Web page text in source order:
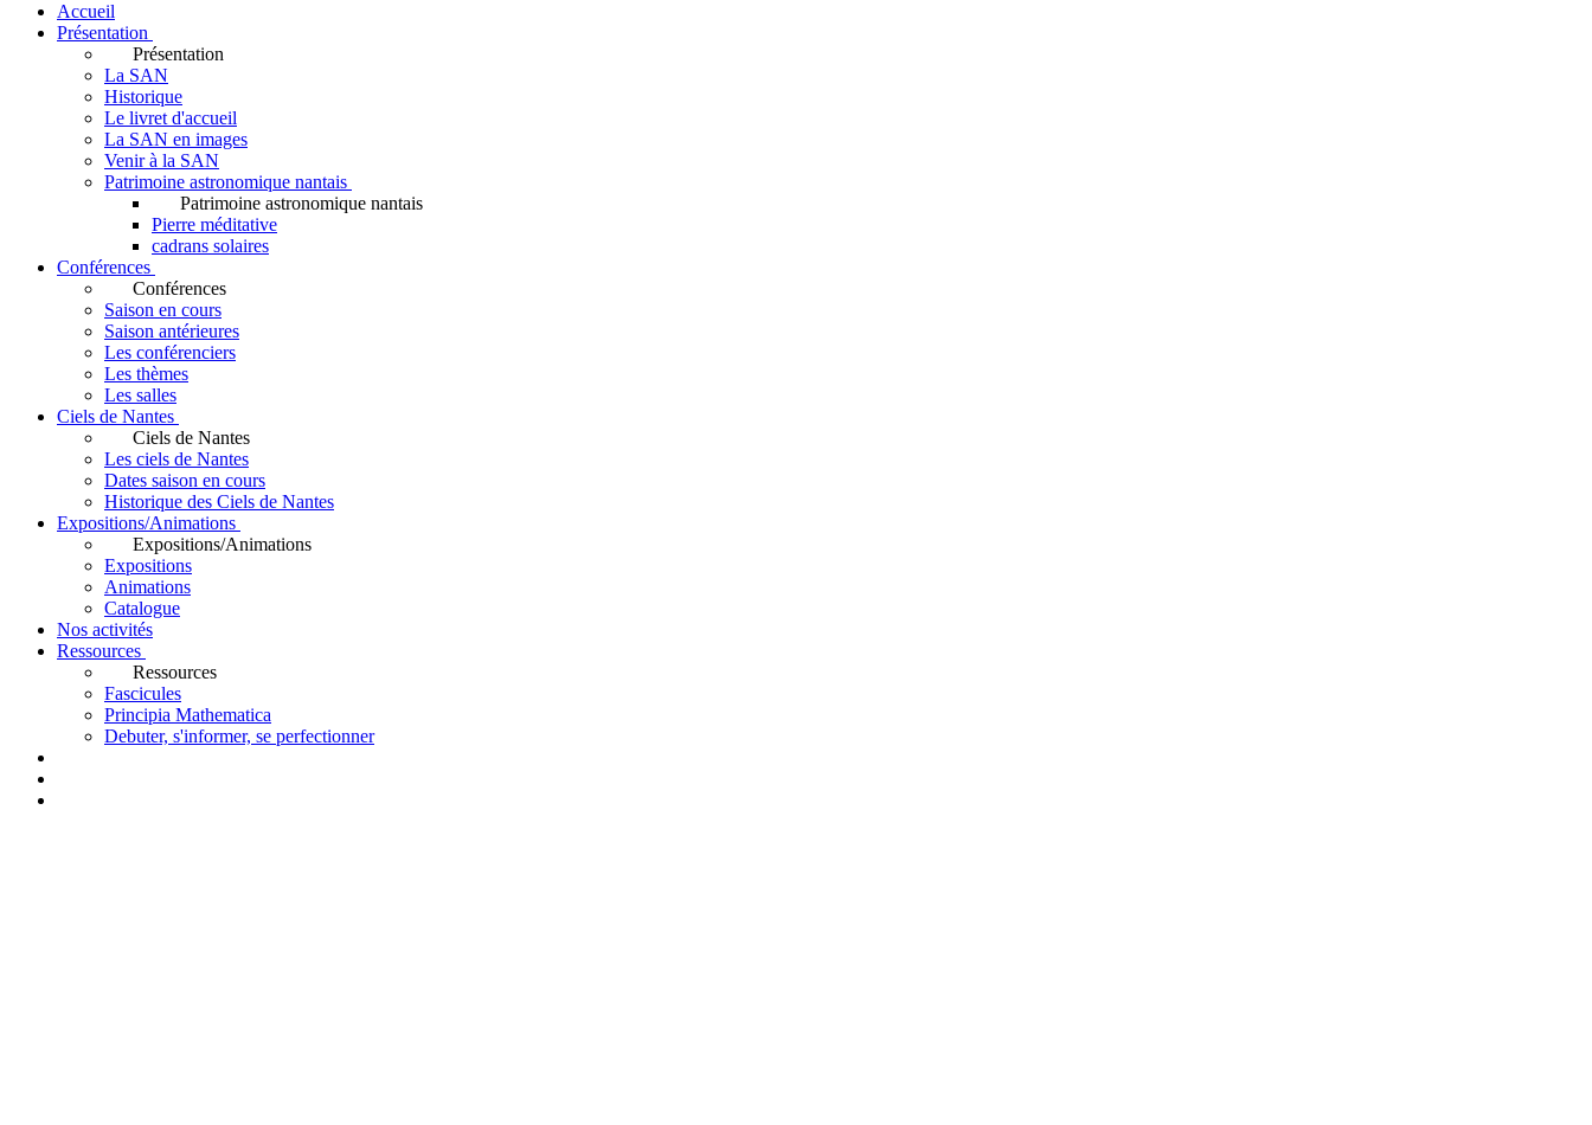
Accueil
Présentation
Présentation
La SAN
Historique
Le livret d'accueil
La SAN en images
Venir à la SAN
Patrimoine astronomique nantais
Patrimoine astronomique nantais
Pierre méditative
cadrans solaires
Conférences
Conférences
Saison en cours
Saison antérieures
Les conférenciers
Les thèmes
Les salles
Ciels de Nantes
Ciels de Nantes
Les ciels de Nantes
Dates saison en cours
Historique des Ciels de Nantes
Expositions/Animations
Expositions/Animations
Expositions
Animations
Catalogue
Nos activités
Ressources
Ressources
Fascicules
Principia Mathematica
Debuter, s'informer, se perfectionner